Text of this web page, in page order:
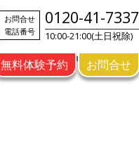
お問合せ
電話番号
0120-41-7337
10:00-21:00(土日祝除)
無料体験予約 お問合せ